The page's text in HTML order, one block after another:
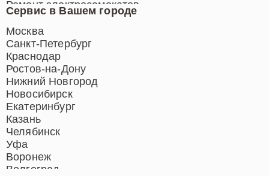
Сервис в Вашем городе
Москва
Санкт-Петербург
Краснодар
Ростов-на-Дону
Нижний Новгород
Новосибирск
Екатеринбург
Казань
Челябинск
Уфа
Воронеж
Волгоград
Ремонт электросамокатов
Ремонт индукционных плит
Ремонт роботов-пылесосов
Ремонт гладильных систем
Ремонт отпаривателей
Ремонт вертикальных
пылесосов